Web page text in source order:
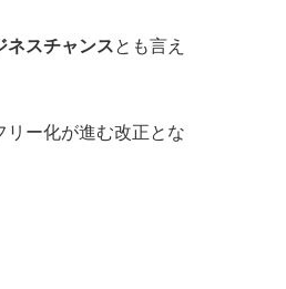
ネスチャンスとも言え
リー化が進む改正とな